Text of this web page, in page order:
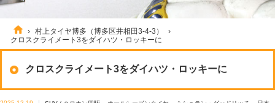
› 村上タイヤ博多（博多区井相田3-4-3）
›
クロスクライメート3をダイハツ・ロッキーに
クロスクライメート3をダイハツ・ロッキーに